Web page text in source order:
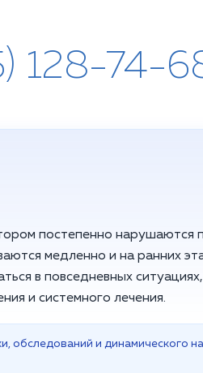
128-74-
постепенно нарушаются
медленно и на ранних
в повседневных
и системного лечения.
обследований и динамического